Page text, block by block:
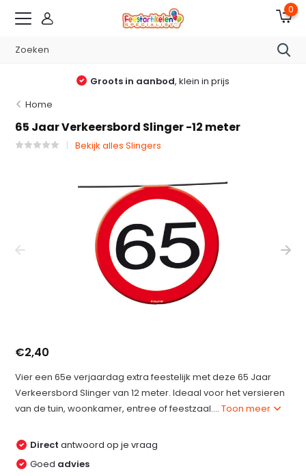
0
Groots in aanbod, klein in prijs
Home
65 Jaar Verkeersbord Slinger -12 meter
Bekijk alles Slingers
€2,40
Vier een 65e verjaardag extra feestelijk met deze 65 Jaar
Verkeersbord Slinger van 12 meter. Ideaal voor het versieren
van de tuin, woonkamer, entree of feestzaal....Toon meer
Direct antwoord op je vraag
Goed advies